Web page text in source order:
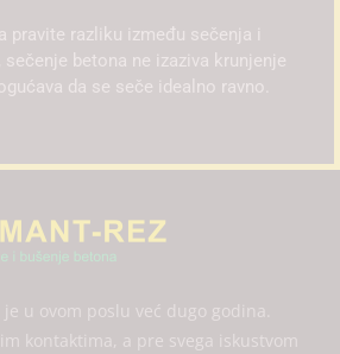
pravite razliku između sečenja i
sečenje betona ne izaziva krunjenje
da se seče idealno ravno.
u ovom poslu već dugo godina.
kontaktima, a pre svega iskustvom